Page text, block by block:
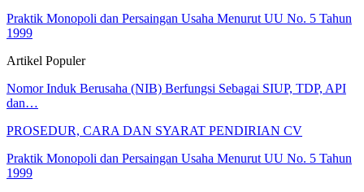
Praktik Monopoli dan Persaingan Usaha Menurut UU No. 5 Tahun
1999
Artikel Populer
Nomor Induk Berusaha (NIB) Berfungsi Sebagai SIUP, TDP, API
dan…
PROSEDUR, CARA DAN SYARAT PENDIRIAN CV
Praktik Monopoli dan Persaingan Usaha Menurut UU No. 5 Tahun
1999